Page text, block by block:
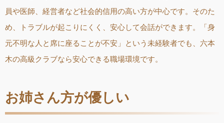
員や医師、経営者など社会的信用の高い方が中心です。そのた
め、トラブルが起こりにくく、安心して会話ができます。「身
元不明な人と席に座ることが不安」という未経験者でも、六本
木の高級クラブなら安心できる職場環境です。
お姉さん方が優しい